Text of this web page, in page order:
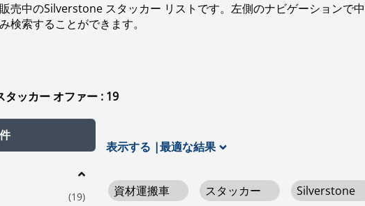
売中のSilverstone スタッカー リストです。左側のナビゲーションで
検索することができます。
タッカー オファー : 19
表示する |最適な結果
資材運搬車 スタッカー Silverstone